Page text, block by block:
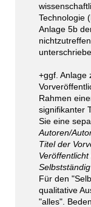
Technologie
Anlage 5b
+ggf. Anlage
Rahmen
signifikanter
Sie eine
Autoren/
Titel der
Veröffentlicht
Für den
qualitative
"alles".